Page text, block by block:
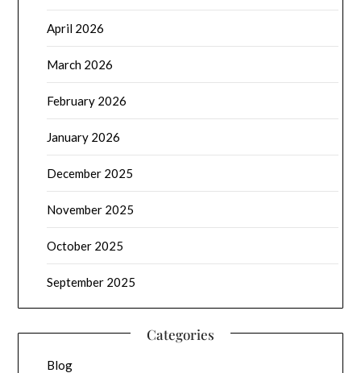
April 2026
March 2026
February 2026
January 2026
December 2025
November 2025
October 2025
September 2025
Categories
Blog